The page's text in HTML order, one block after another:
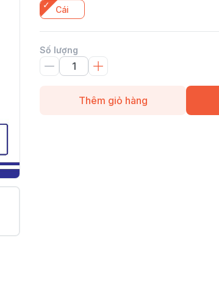
Cái
Số lượng
Thêm giỏ hàng